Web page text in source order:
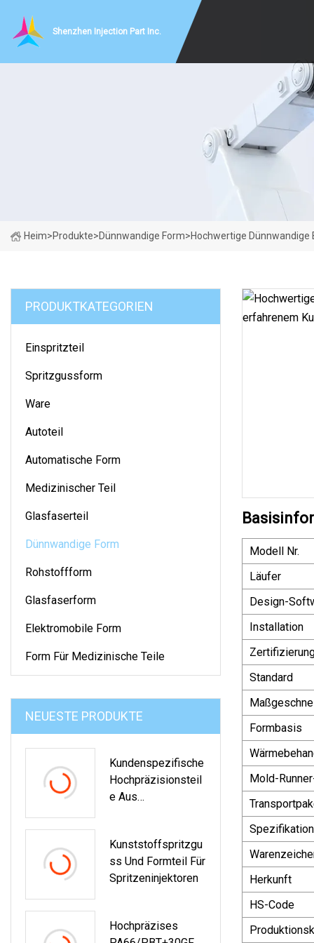
Shenzhen Injection Part Inc.
Heim>Produkte>Dünnwandige Form>Hochwertige
PRODUKTKATEGORIEN
Einspritzteil
Spritzgussform
Ware
Autoteil
Automatische Form
Medizinischer Teil
Glasfaserteil
Dünnwandige Form
Rohstoffform
Glasfaserform
Elektromobile Form
Form Für Medizinische Teile
NEUESTE PRODUKTE
Kundenspezifische
Hochpräzisionsteil
E Aus
M/Messing/legier
Tem Metall,
Wachsausschmelz
Ss/Stahlgussform-
Kunststoffspritzgu
Ss Und Formteil Für
Spritzeninjektoren
Hochpräzises
Modell Nr.
Läufer
Design-
Installation
Standard
Formbasis
Mold-
Spezifikation
Herkunft
HS-Code